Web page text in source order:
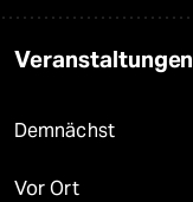
Veranstaltungen
Demnächst
Vor Ort